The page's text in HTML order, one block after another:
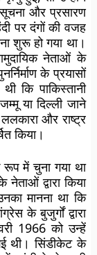
और प्रसारण
पर दंगों की वजह
शुरू हो गया था।
नेताओं के
के प्रयासों
कि पाकिस्तानी
या दिल्ली जाने
और राष्ट्र
किया।
रूप में चुना गया था
नेताओं द्वारा किया
मानना ​​था कि
के बुजुर्गों द्वारा
1966 को उन्हें
थी। सिंडीकेट के